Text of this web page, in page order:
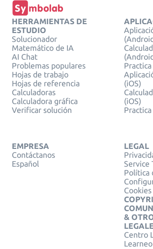
HERRAMIENTAS DE
ESTUDIO
Solucionador
Matemático de IA
AI Chat
Problemas populares
Hojas de trabajo
Hojas de referencia
Calculadoras
Calculadora gráfica
Verificar solución
(iOS)
(iOS)
Practica
EMPRESA
Contáctanos
Español
LEGAL
Service
Política
Cookies
&
Centro
Learneo